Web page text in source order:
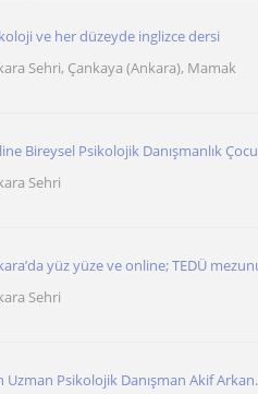
ve her düzeyde inglizce dersi
Sehri, Çankaya (Ankara), Mamak
Bireysel Psikolojik Danışmanlık
Sehri
yüz yüze ve online; TEDÜ
Sehri
Uzman Psikolojik Danışman Akif Arkan.